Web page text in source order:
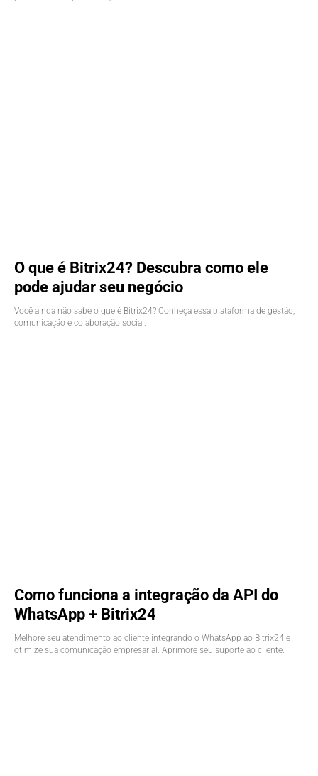
O que é Bitrix24? Descubra como ele
pode ajudar seu negócio
Você ainda não sabe o que é Bitrix24? Conheça essa plataforma de gestão,
comunicação e colaboração social.
Como funciona a integração da API do
WhatsApp + Bitrix24
Melhore seu atendimento ao cliente integrando o WhatsApp ao Bitrix24 e
otimize sua comunicação empresarial. Aprimore seu suporte ao cliente.